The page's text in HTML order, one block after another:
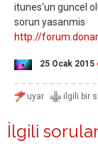
itunes'un guncel
sorun yasanmis
http://
25 Ocak 2015
İlgili